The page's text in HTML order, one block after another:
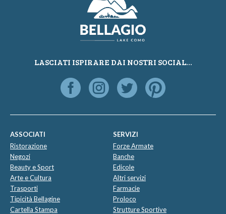
LASCIATI ISPIRARE DAI NOSTRI SOCIAL...
ASSOCIATI
Ristorazione
Negozi
Beauty e Sport
Arte e Cultura
Trasporti
Tipicità Bellagine
Cartella Stampa
SERVIZI
Forze Armate
Banche
Edicole
Altri servizi
Farmacie
Proloco
Strutture Sportive